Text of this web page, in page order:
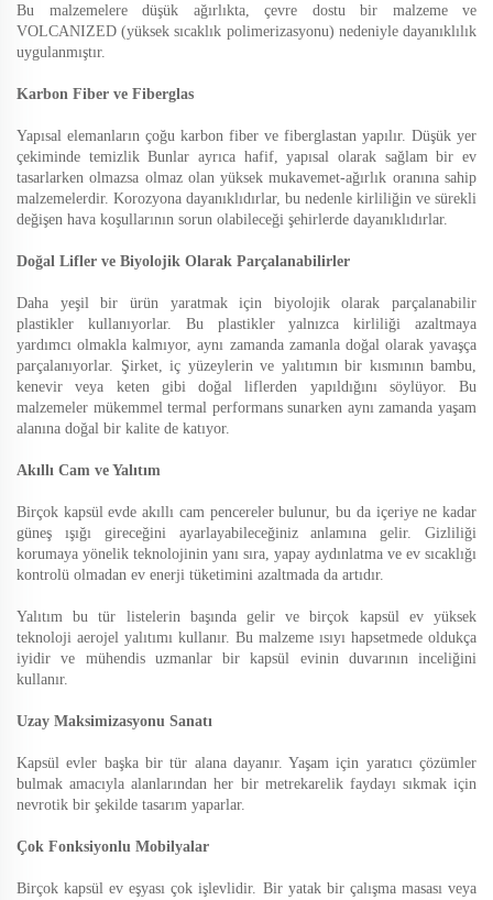
Bu malzemelere düşük ağırlıkta, çevre dostu bir malzeme ve
VOLCANIZED (yüksek sıcaklık polimerizasyonu) nedeniyle dayanıklılık
uygulanmıştır.
Karbon Fiber ve Fiberglas
Yapısal elemanların çoğu karbon fiber ve fiberglastan yapılır. Düşük yer
çekiminde temizlik Bunlar ayrıca hafif, yapısal olarak sağlam bir ev
tasarlarken olmazsa olmaz olan yüksek mukavemet-ağırlık oranına sahip
malzemelerdir. Korozyona dayanıklıdırlar, bu nedenle kirliliğin ve sürekli
değişen hava koşullarının sorun olabileceği şehirlerde dayanıklıdırlar.
Doğal Lifler ve Biyolojik Olarak Parçalanabilirler
Daha yeşil bir ürün yaratmak için biyolojik olarak parçalanabilir
plastikler kullanıyorlar. Bu plastikler yalnızca kirliliği azaltmaya
yardımcı olmakla kalmıyor, aynı zamanda zamanla doğal olarak yavaşça
parçalanıyorlar. Şirket, iç yüzeylerin ve yalıtımın bir kısmının bambu,
kenevir veya keten gibi doğal liflerden yapıldığını söylüyor. Bu
malzemeler mükemmel termal performans sunarken aynı zamanda yaşam
alanına doğal bir kalite de katıyor.
Akıllı Cam ve Yalıtım
Birçok kapsül evde akıllı cam pencereler bulunur, bu da içeriye ne kadar
güneş ışığı gireceğini ayarlayabileceğiniz anlamına gelir. Gizliliği
korumaya yönelik teknolojinin yanı sıra, yapay aydınlatma ve ev sıcaklığı
kontrolü olmadan ev enerji tüketimini azaltmada da artıdır.
Yalıtım bu tür listelerin başında gelir ve birçok kapsül ev yüksek
teknoloji aerojel yalıtımı kullanır. Bu malzeme ısıyı hapsetmede oldukça
iyidir ve mühendis uzmanlar bir kapsül evinin duvarının inceliğini
kullanır.
Uzay Maksimizasyonu Sanatı
Kapsül evler başka bir tür alana dayanır. Yaşam için yaratıcı çözümler
bulmak amacıyla alanlarından her bir metrekarelik faydayı sıkmak için
nevrotik bir şekilde tasarım yaparlar.
Çok Fonksiyonlu Mobilyalar
Birçok kapsül ev eşyası çok işlevlidir. Bir yatak bir çalışma masası veya